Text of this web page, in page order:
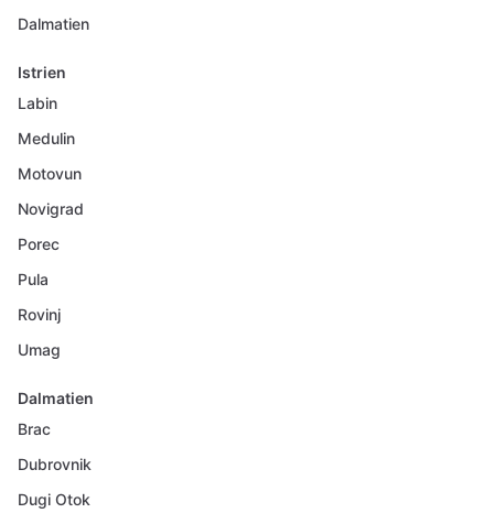
Dalmatien
Istrien
Labin
Medulin
Motovun
Novigrad
Porec
Pula
Rovinj
Umag
Dalmatien
Brac
Dubrovnik
Dugi Otok